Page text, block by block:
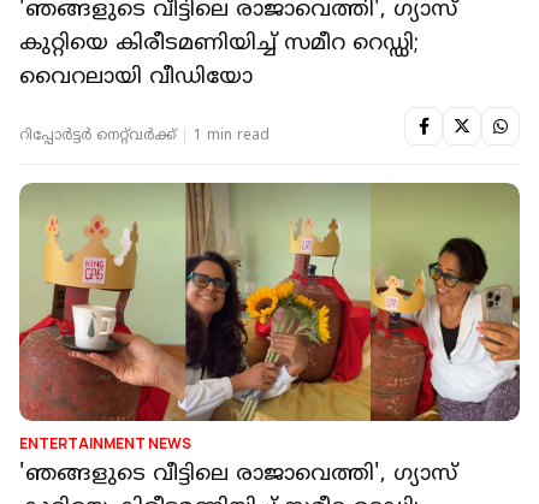
'ഞങ്ങളുടെ വീട്ടിലെ രാജാവെത്തി', ഗ്യാസ്
കുറ്റിയെ കിരീടമണിയിച്ച് സമീറ റെഡ്ഡി;
വൈറലായി വീഡിയോ
റിപ്പോർട്ടർ നെറ്റ്‌വര്‍ക്ക്‌ 1 min read
ENTERTAINMENT NEWS
'ഞങ്ങളുടെ വീട്ടിലെ രാജാവെത്തി', ഗ്യാസ്